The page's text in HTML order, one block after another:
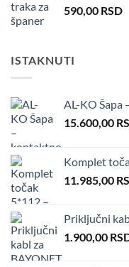
590,00 RSD
ISTAKNUTI
AL-KO
15.600,00
Komplet
11.985,00
Priključni
1.900,00